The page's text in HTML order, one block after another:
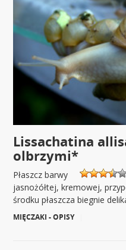
Lissachatina
olbrzymi*
Płaszcz barwy
jasnożółtej, kremowej,
środku płaszcza biegnie
MIĘCZAKI - OPISY